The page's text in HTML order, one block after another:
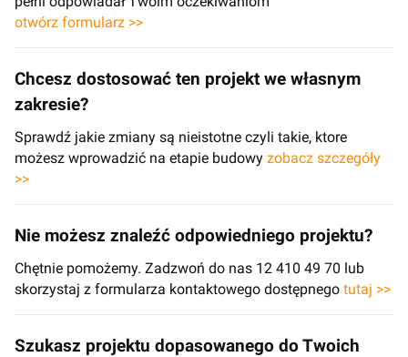
otwórz formularz >>
Chcesz dostosować ten projekt we własnym
zakresie?
Sprawdź jakie zmiany są nieistotne czyli takie, ktore
możesz wprowadzić na etapie budowy zobacz szczegóły
>>
Nie możesz znaleźć odpowiedniego projektu?
Chętnie pomożemy. Zadzwoń do nas 12 410 49 70 lub
skorzystaj z formularza kontaktowego dostępnego tutaj >>
Szukasz projektu dopasowanego do Twoich